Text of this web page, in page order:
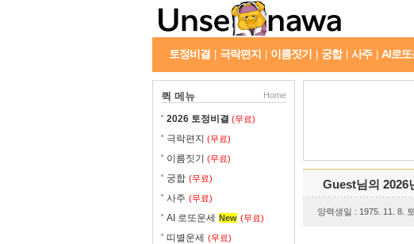
토정비결 극락편지 이름짓기 궁합 사주 AI로또
퀵 메뉴 Home
2026 토정비결 (무료)
극락편지 (무료)
이름짓기 (무료)
궁합 (무료)
사주 (무료)
AI 로또운세 New (무료)
띠별운세 (무료)
Guest님의 2026
양력생일 : 1975. 11. 8.